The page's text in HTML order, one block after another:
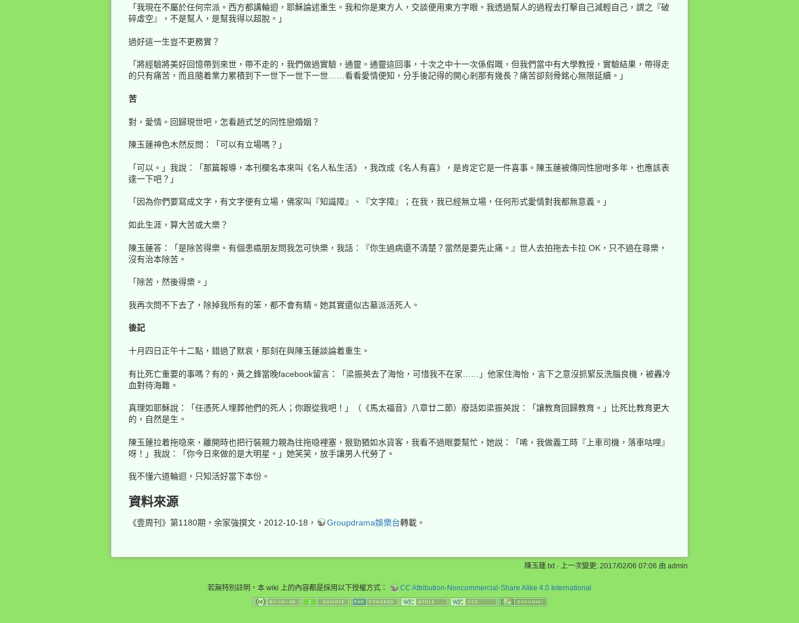
「我現在不屬於任何宗派。西方都講輪迴，耶穌論述重生。我和你是東方人，交談便用東方字眼。我透過幫人的過程去打擊自己減輕自己，謂之『破
碎虛空』，不是幫人，是幫我得以超脫。」
過好這一生豈不更務實？
「將經驗將美好回憶帶到來世，帶不走的，我們做過實驗，通靈。通靈這回事，十次之中十一次係假嘅，但我們當中有大學教授，實驗結果，帶得走
的只有痛苦，而且隨着業力累積到下一世下一世下一世……看看愛情便知，分手後記得的開心剎那有幾長？痛苦卻刻骨銘心無限延續。」
苦
對，愛情。回歸現世吧，怎看趙式芝的同性戀婚姻？
陳玉蓮神色木然反問：「可以有立場嗎？」
「可以。」我說：「那篇報導，本刊欄名本來叫《名人私生活》，我改成《名人有喜》，是肯定它是一件喜事。陳玉蓮被傳同性戀咁多年，也應該表
達一下吧？」
「因為你們要寫成文字，有文字便有立場，佛家叫『知識障』、『文字障』；在我，我已經無立場，任何形式愛情對我都無意義。」
如此生涯，算大苦或大樂？
陳玉蓮答：「是除苦得樂。有個患癌朋友問我怎可快樂，我話：『你生過病還不清楚？當然是要先止痛。』世人去拍拖去卡拉 OK，只不過在尋樂，
沒有治本除苦。
「除苦，然後得樂。」
我再次問不下去了，除掉我所有的笨，都不會有精。她其實還似古墓派活死人。
後記
十月四日正午十二點，錯過了默哀，那刻在與陳玉蓮談論着重生。
有比死亡重要的事嗎？有的，黃之鋒當晚facebook留言：「梁振英去了海怡，可惜我不在家……」他家住海怡，言下之意沒抓緊反洗腦良機，被轟冷
血對待海難。
真理如耶穌說：「任憑死人埋葬他們的死人；你跟從我吧！」（《馬太福音》八章廿二節）廢話如梁振英說：「讓教育回歸教育。」比死比教育更大
的，自然是生。
陳玉蓮拉着拖喼來，離開時也把行裝親力親為往拖喼裡塞，狠勁猶如水貨客，我看不過眼要幫忙，她說：「唏，我做義工時『上車司機，落車咕哩』
呀！」我說：「你今日來做的是大明星。」她笑笑，放手讓男人代勞了。
我不懂六道輪迴，只知活好當下本份。
資料來源
《壹周刊》第1180期，余家強撰文，2012-10-18， Groupdrama娛樂台轉載。
陳玉蓮.txt· 上一次變更: 2017/02/06 07:06 由 admin
若無特別註明，本 wiki 上的內容都是採用以下授權方式： CC Attribution-Noncommercial-Share Alike 4.0 International